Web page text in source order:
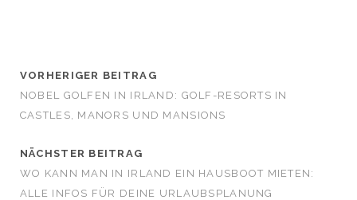
VORHERIGER BEITRAG
NOBEL GOLFEN IN IRLAND: GOLF-RESORTS IN
CASTLES, MANORS UND MANSIONS
NÄCHSTER BEITRAG
WO KANN MAN IN IRLAND EIN HAUSBOOT MIETEN:
ALLE INFOS FÜR DEINE URLAUBSPLANUNG